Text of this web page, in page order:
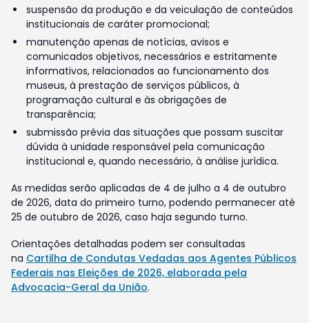
suspensão da produção e da veiculação de conteúdos
institucionais de caráter promocional;
manutenção apenas de notícias, avisos e
comunicados objetivos, necessários e estritamente
informativos, relacionados ao funcionamento dos
museus, à prestação de serviços públicos, à
programação cultural e às obrigações de
transparência;
submissão prévia das situações que possam suscitar
dúvida à unidade responsável pela comunicação
institucional e, quando necessário, à análise jurídica.
As medidas serão aplicadas de 4 de julho a 4 de outubro
de 2026, data do primeiro turno, podendo permanecer até
25 de outubro de 2026, caso haja segundo turno.
Orientações detalhadas podem ser consultadas
na Cartilha de Condutas Vedadas aos Agentes Públicos
Federais nas Eleições de 2026, elaborada pela
Advocacia-Geral da União.